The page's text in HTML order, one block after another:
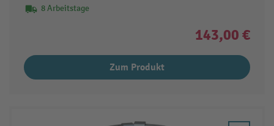
8 Arbeitstage
143,00 €
Zum Produkt